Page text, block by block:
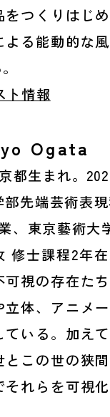
をつくりはじ
る能動的な
ト情報
Ogata
都生まれ。
先端芸術表
、東京藝術大
修士課程2年
可視の存在た
立体、アニメ
いる。加え
とこの世の狭
それらを可視